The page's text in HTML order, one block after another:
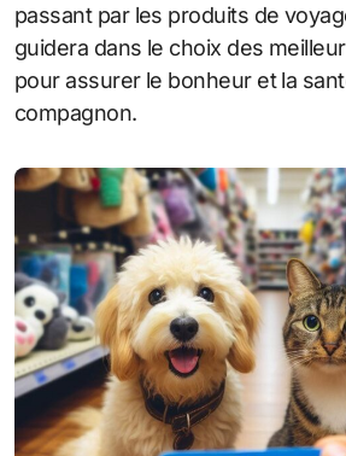
passant par les produits de
guidera dans le choix des
pour assurer le bonheur et la
compagnon.